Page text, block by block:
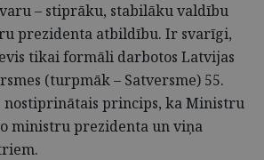
– stiprāku, stabilāku valdību
prezidenta atbildību. Ir svarīgi,
tikai formāli darbotos Latvijas
(turpmāk – Satversme) 55.
nostiprinātais princips, ka Ministru
ministru prezidenta un viņa